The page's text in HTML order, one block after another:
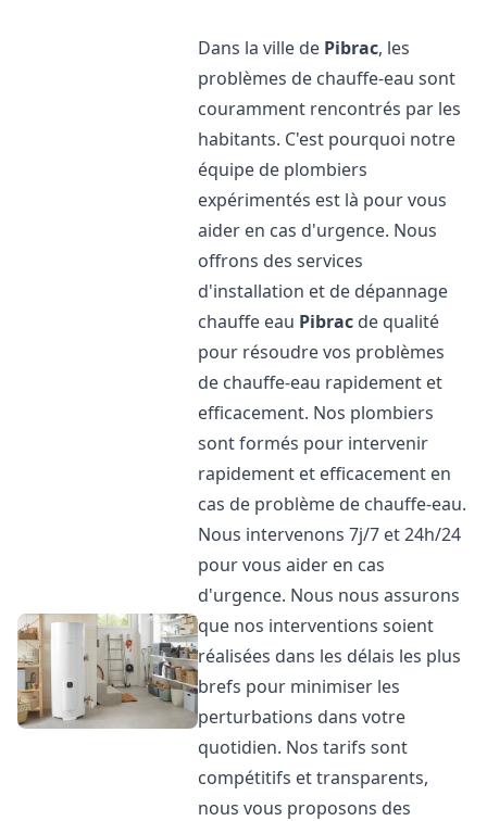
Dans la ville de Pibrac, les
problèmes de chauffe-eau sont
couramment rencontrés par les
habitants. C'est pourquoi notre
équipe de plombiers
expérimentés est là pour vous
aider en cas d'urgence. Nous
offrons des services
d'installation et de dépannage
chauffe eau Pibrac de qualité
pour résoudre vos problèmes
de chauffe-eau rapidement et
efficacement. Nos plombiers
sont formés pour intervenir
rapidement et efficacement en
cas de problème de chauffe-eau.
Nous intervenons 7j/7 et 24h/24
pour vous aider en cas
d'urgence. Nous nous assurons
que nos interventions soient
réalisées dans les délais les plus
brefs pour minimiser les
perturbations dans votre
quotidien. Nos tarifs sont
compétitifs et transparents,
nous vous proposons des